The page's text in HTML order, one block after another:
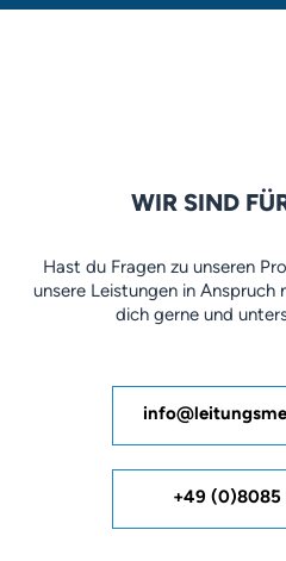
WIR SIND
Hast du Fragen zu unseren
unsere Leistungen in Anspruch
dich gerne und
+49 (0)8085